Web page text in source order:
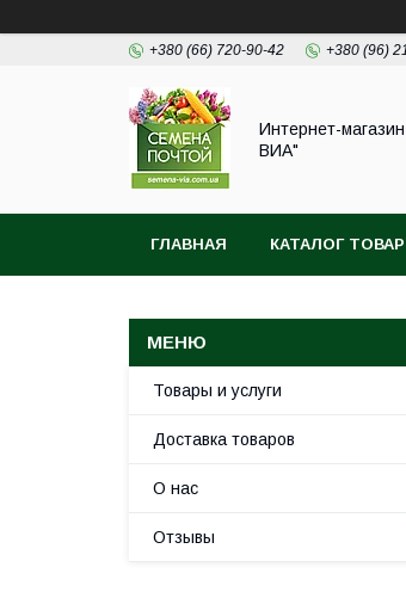
+380 (66) 720-90-42 +380 (96)
Интернет-
ВИА"
ГЛАВНАЯ КАТАЛОГ
Товары и услуги
Доставка товаров
О нас
Отзывы